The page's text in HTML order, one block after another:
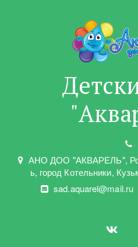
АНО ДОО "АКВАРЕЛЬ",
ь, город Котельники,
sad.aquarel@mail.ru